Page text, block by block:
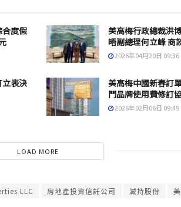
度假
美高梅行政總裁洪
晤副總理何立峰 商
2026年04月20日 09:36
表決
美高梅中國新春訂
門品牌使用費修訂
2026年02月06日 09:49
LOAD MORE
LLC 房地產投資信託公司 減持股份